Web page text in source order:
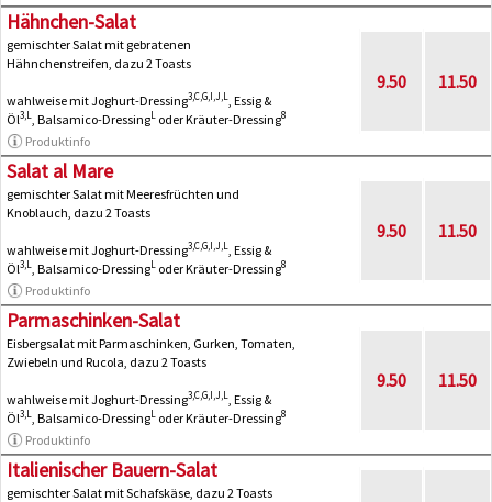
Hähnchen-Salat
gemischter Salat mit gebratenen
Hähnchenstreifen, dazu 2 Toasts
wahlweise mit Joghurt-Dressing3,C,G,I,J,L , Essig &
Öl3,L , Balsamico-DressingL oder Kräuter-Dressing8
Produktinfo
9.50 11.50
Salat al Mare
gemischter Salat mit Meeresfrüchten und
Knoblauch, dazu 2 Toasts
wahlweise mit Joghurt-Dressing3,C,G,I,J,L , Essig &
Öl3,L , Balsamico-DressingL oder Kräuter-Dressing8
Produktinfo
9.50 11.50
Parmaschinken-Salat
Eisbergsalat mit Parmaschinken, Gurken, Tomaten,
Zwiebeln und Rucola, dazu 2 Toasts
wahlweise mit Joghurt-Dressing3,C,G,I,J,L , Essig &
Öl3,L , Balsamico-DressingL oder Kräuter-Dressing8
Produktinfo
9.50 11.50
Italienischer Bauern-Salat
gemischter Salat mit Schafskäse, dazu 2 Toasts